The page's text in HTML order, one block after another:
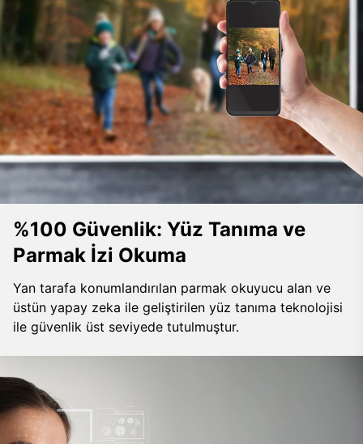
%100 Güvenlik: Yüz Tanıma ve
Parmak İzi Okuma
Yan tarafa konumlandırılan parmak okuyucu alan ve
üstün yapay zeka ile geliştirilen yüz tanıma teknolojisi
ile güvenlik üst seviyede tutulmuştur.